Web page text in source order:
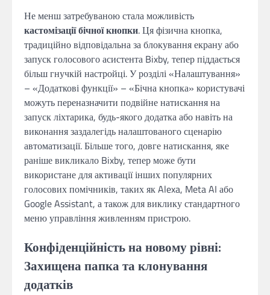
Не менш затребуваною стала можливість
кастомізації бічної кнопки. Ця фізична кнопка,
традиційно відповідальна за блокування екрану або
запуск голосового асистента Bixby, тепер піддається
більш гнучкій настройці. У розділі «Налаштування»
– «Додаткові функції» – «Бічна кнопка» користувачі
можуть переназначити подвійне натискання на
запуск ліхтарика, будь-якого додатка або навіть на
виконання заздалегідь налаштованого сценарію
автоматизації. Більше того, довге натискання, яке
раніше викликало Bixby, тепер може бути
використане для активації інших популярних
голосових помічників, таких як Alexa, Meta AI або
Google Assistant, а також для виклику стандартного
меню управління живленням пристрою.
Конфіденційність на новому рівні:
Захищена папка та клонування
додатків